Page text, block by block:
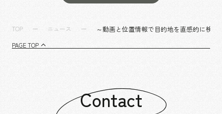
TOP ニュース ～動画と位置情報で目的地を直感的に検索
PAGE TOP
Contact